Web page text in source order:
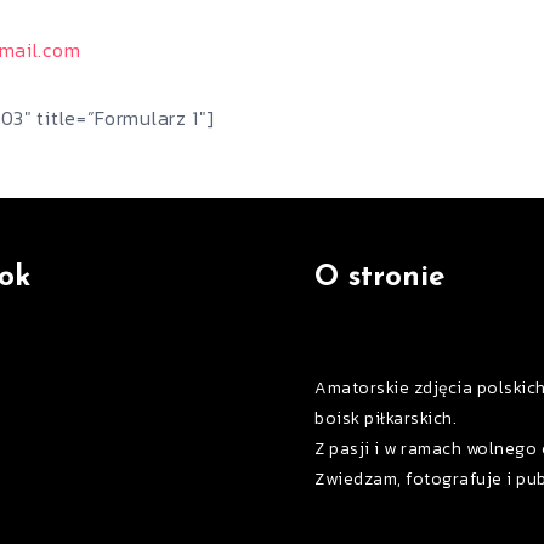
title=”Formularz 1″]
O stronie
Amatorskie zdjęcia
boisk piłkarskich.
Z pasji i w ramach wolnego
Zwiedzam, fotografuje i